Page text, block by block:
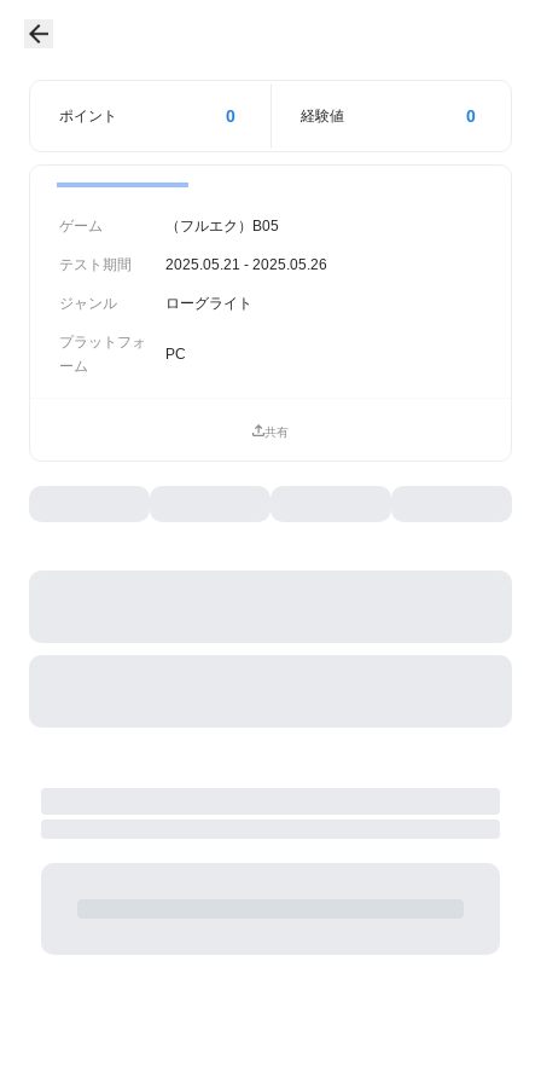
ポイント 0 経験値 0
ゲーム （フルエク）B05
テスト期間 2025.05.21 - 2025.05.26
ジャンル ローグライト
プラットフォ
ーム
PC
共有